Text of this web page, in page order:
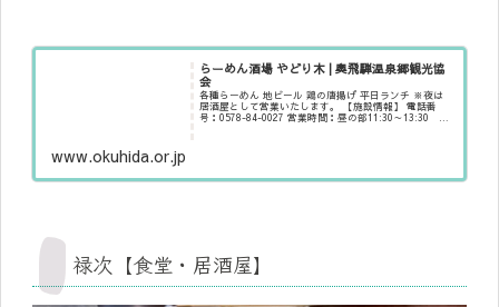
らーめん酒場 やどり木 | 奥飛騨温泉郷観光協
会
各種らーめん 地ビール 鶏の唐揚げ 平日ランチ ※夜は
居酒屋として営業いたします。 【施設情報】 電話番
号：0578-84-0027 営業時間：昼の部11:30～13:30
www.okuhida.or.jp
禄次【食堂・居酒屋】